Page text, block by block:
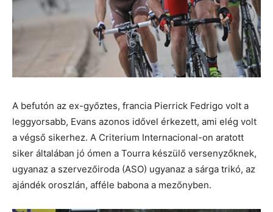
A befutón az ex-győztes, francia Pierrick Fedrigo volt a
leggyorsabb, Evans azonos idővel érkezett, ami elég volt
a végső sikerhez. A Criterium Internacional-on aratott
siker általában jó ómen a Tourra készülő versenyzőknek,
ugyanaz a szervezőiroda (ASO) ugyanaz a sárga trikó, az
ajándék oroszlán, afféle babona a mezőnyben.